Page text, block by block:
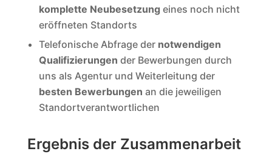
komplette Neubesetzung eines noch nicht
eröffneten Standorts
Telefonische Abfrage der notwendigen
Qualifizierungen der Bewerbungen durch
uns als Agentur und Weiterleitung der
besten Bewerbungen an die jeweiligen
Standortverantwortlichen
Ergebnis der Zusammenarbeit